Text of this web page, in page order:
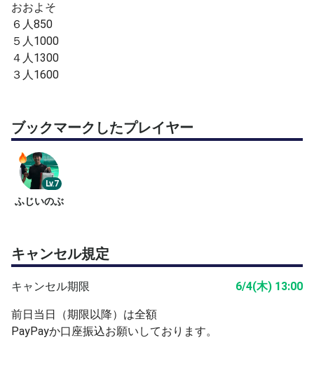
おおよそ
６人850
５人1000
４人1300
３人1600
ブックマークしたプレイヤー
Lv.7
ふじいのぶ
キャンセル規定
キャンセル期限 6/4(木) 13:00
前日当日（期限以降）は全額
PayPayか口座振込お願いしております。